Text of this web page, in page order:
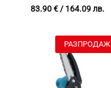
83.90€/ 164.09 лв.